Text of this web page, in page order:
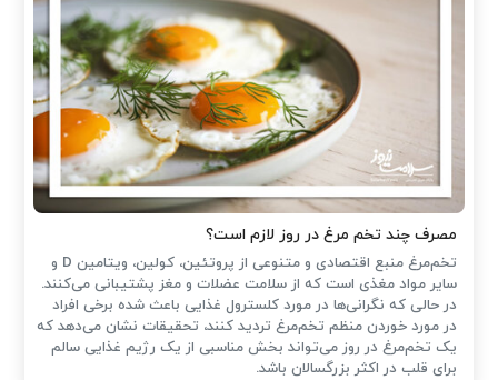
مصرف چند تخم مرغ در روز لازم است؟
تخم‌مرغ منبع اقتصادی و متنوعی از پروتئین، کولین، ویتامین D و
سایر مواد مغذی است که از سلامت عضلات و مغز پشتیبانی می‌کنند.
در حالی که نگرانی‌ها در مورد کلسترول غذایی باعث شده ‌برخی افراد
در مورد خوردن منظم تخم‌مرغ تردید کنند، تحقیقات نشان می‌دهد که
یک تخم‌مرغ در روز می‌تواند بخش مناسبی از یک رژیم غذایی سالم
برای قلب در اکثر بزرگسالان باشد.